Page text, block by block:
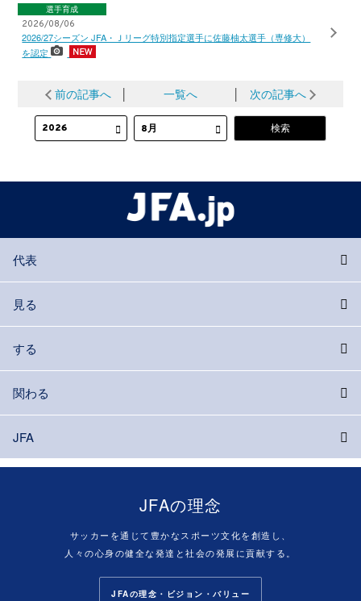
選手育成
2026/08/06
2026/27シーズン JFA・Ｊリーグ特別指定選手に佐藤柚太選手（専修大）
を認定
前の記事へ 一覧へ 次の記事へ
代表
見る
する
関わる
JFA
JFAの理念
サッカーを通じて豊かなスポーツ文化を創造し、
人々の心身の健全な発達と社会の発展に貢献する。
JFAの理念・ビジョン・バリュー